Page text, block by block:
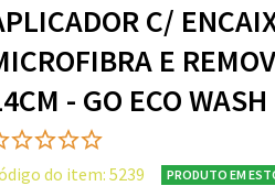
C/
E
- GO ECO WASH
do item: 5239 PRODUTO EM